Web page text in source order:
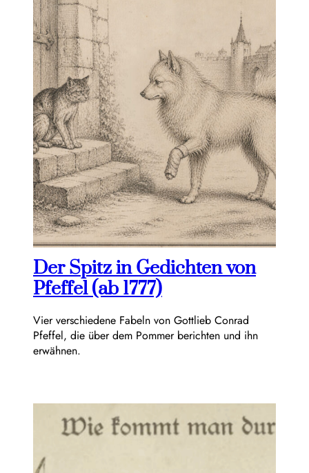
Der Spitz in Gedichten von
Pfeffel (ab 1777)
Vier verschiedene Fabeln von Gottlieb Conrad
Pfeffel, die über dem Pommer berichten und ihn
erwähnen.